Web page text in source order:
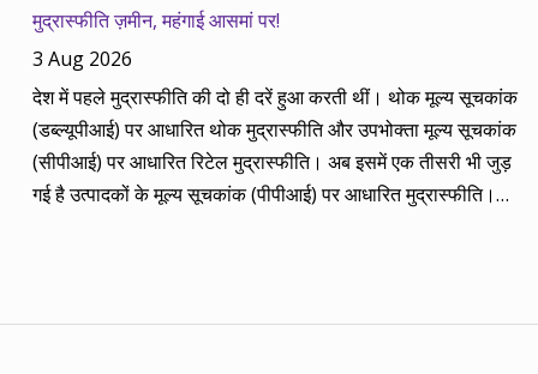
अगस्त 2014 तक का लेखाजोखा रखा था। अब सितंबर 2013 से सितंबर
2014 की बानगी पेश है। सितंबर 2013 में पांच रविवार थे तो पांच
कंपनियां। आप नीचे की सारिणी से देख सकते हैं कि पांच में चार ने अपना
(तीन से पांच साल का) लक्ष्य साल भर में ही पूरा कर लिया है, जबकि एक
कंपनी 84.57 प्रतिशत रिटर्न के साथ लक्ष्य से ज़रा-सा पीछे है। तारीख
कंपनी तब का भाव समय लक्ष्य 30/09/14 का भाव रिटर्न (%) 01/09/13
डॉ. रेड्डीज़ लैब 2292.90 3 साल 2815 3229.60 40.85 08/09/13
मुद्रास्फीति ज़मीन, महंगाई आसमां पर!
3 Aug 2026
देश में पहले मुद्रास्फीति की दो ही दरें हुआ करती थीं। थोक मूल्य सूचकांक
(डब्ल्यूपीआई) पर आधारित थोक मुद्रास्फीति और उपभोक्ता मूल्य सूचकांक
(सीपीआई) पर आधारित रिटेल मुद्रास्फीति। अब इसमें एक तीसरी भी जुड़
गई है उत्पादकों के मूल्य सूचकांक (पीपीआई) पर आधारित मुद्रास्फीति।
मुद्रास्फीति जितनी बढ़ती है, उससे ज्यादा कमाई बढ़ जाए तो किसी को